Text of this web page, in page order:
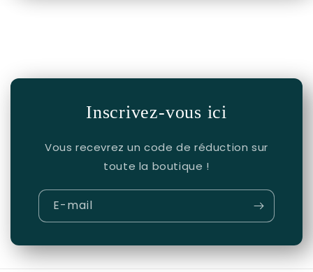
Inscrivez-vous ici
Vous recevrez un code de réduction sur
toute la boutique !
E-mail